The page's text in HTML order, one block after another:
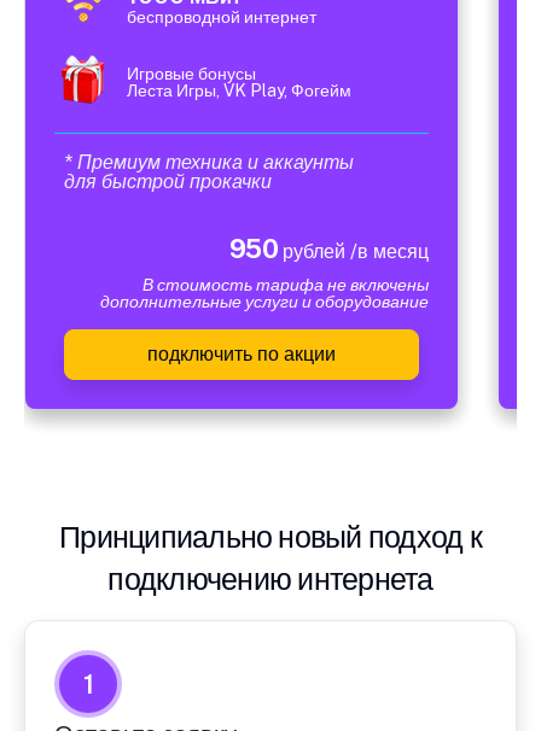
беспроводной интернет
Игровые бонусы
Леста Игры, VK Play, Фогейм
* Премиум техника и аккаунты
для быстрой прокачки
950 рублей /в месяц
В стоимость тарифа не включены
дополнительные услуги и оборудование
подключить по акции
Принципиально новый подход к
подключению интернета
1